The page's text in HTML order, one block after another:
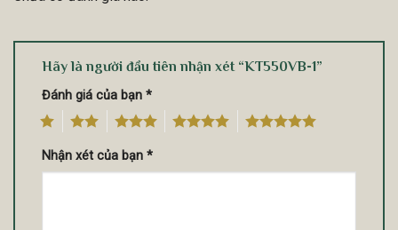
Hãy là người đầu tiên nhận xét “KT550VB-1”
Đánh giá của bạn *
4 5
Nhận xét của bạn *